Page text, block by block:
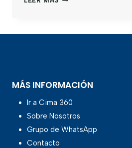
MÁS INFORMACIÓN
Ir a Cima 360
Sobre Nosotros
Grupo de WhatsApp
Contacto